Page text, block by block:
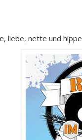
liebe, nette und hippe